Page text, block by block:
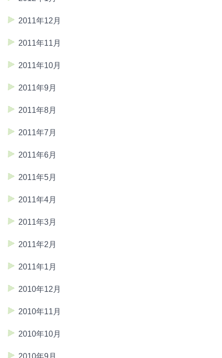
2011年12月
2011年11月
2011年10月
2011年9月
2011年8月
2011年7月
2011年6月
2011年5月
2011年4月
2011年3月
2011年2月
2011年1月
2010年12月
2010年11月
2010年10月